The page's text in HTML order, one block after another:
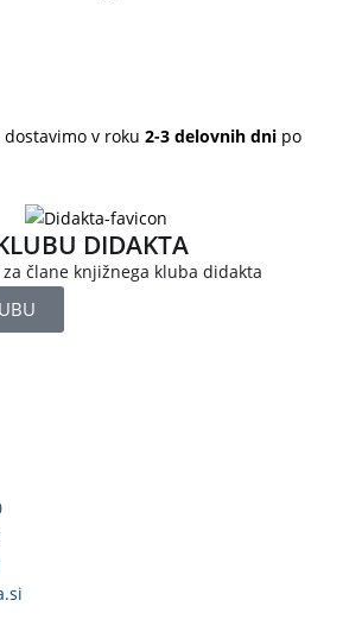
v roku 2-3 delovnih dni po
DIDAKTA
za člane knjižnega kluba didakta